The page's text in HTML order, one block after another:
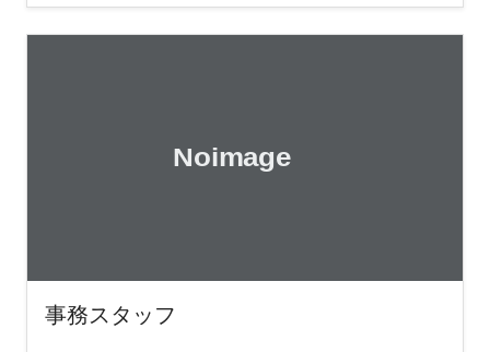
事務スタッフ